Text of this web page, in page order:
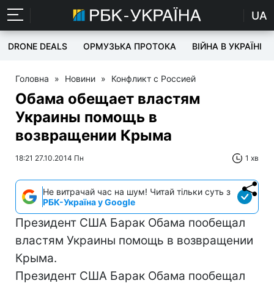
UA
DRONE DEALS ОРМУЗЬКА ПРОТОКА ВІЙНА В УКРАЇНІ
Головна » Новини » Конфликт с Россией
Обама обещает властям
Украины помощь в
возвращении Крыма
18:21 27.10.2014 Пн 1 хв
Не витрачай час на шум! Читай тільки суть з
РБК-Україна у Google
Президент США Барак Обама пообещал
властям Украины помощь в возвращении
Крыма.
Президент США Барак Обама пообещал